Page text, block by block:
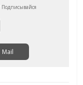
Подписывайся
Mail